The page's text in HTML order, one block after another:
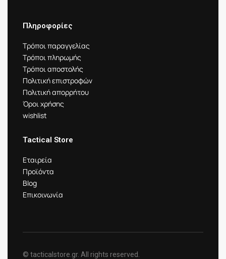
Πληροφορίες
Τρόποι παραγγελίας
Τρόποι πληρωμής
Τρόποι αποστολής
Πολιτική επιστροφών
Πολιτική απορρήτου
Όροι χρήσης
wishlist
Tactical Store
Εταιρεία
Προϊόντα
Blog
Επικοινωνία
© tacticalstore.gr. All rights reserved.